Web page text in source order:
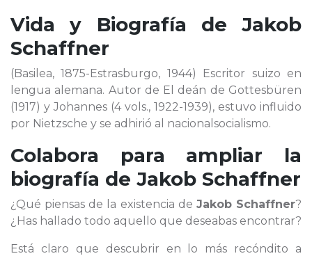
Vida y Biografía de Jakob
Schaffner
(Basilea, 1875-Estrasburgo, 1944) Escritor suizo en
lengua alemana. Autor de El deán de Gottesbüren
(1917) y Johannes (4 vols., 1922-1939), estuvo influido
por Nietzsche y se adhirió al nacionalsocialismo.
Colabora para ampliar la
biografía de Jakob Schaffner
¿Qué piensas de la existencia de Jakob Schaffner?
¿Has hallado todo aquello que deseabas encontrar?
Está claro que descubrir en lo más recóndito a